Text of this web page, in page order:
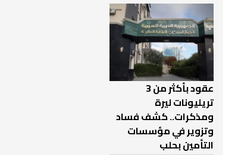
عقود بأكثر من 3
تريليونات ليرة
ومذكرات.. كشف فساد
وتزوير في مؤسسات
التأمين بحلب